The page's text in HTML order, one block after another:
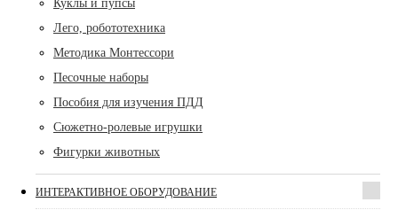
Куклы и пупсы
Лего, робототехника
Методика Монтессори
Песочные наборы
Пособия для изучения ПДД
Сюжетно-ролевые игрушки
Фигурки животных
ИНТЕРАКТИВНОЕ ОБОРУДОВАНИЕ